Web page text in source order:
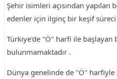
Şehir isimleri açısından yapılan
edenler için ilginç bir keşif
Türkiye'de "Ö" harfi ile başlayan
bulunmamaktadır .
Dünya genelinde de "Ö" harfiyle